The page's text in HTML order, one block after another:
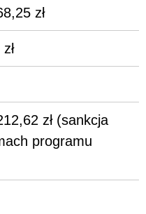
zł
zł (sankcja
programu